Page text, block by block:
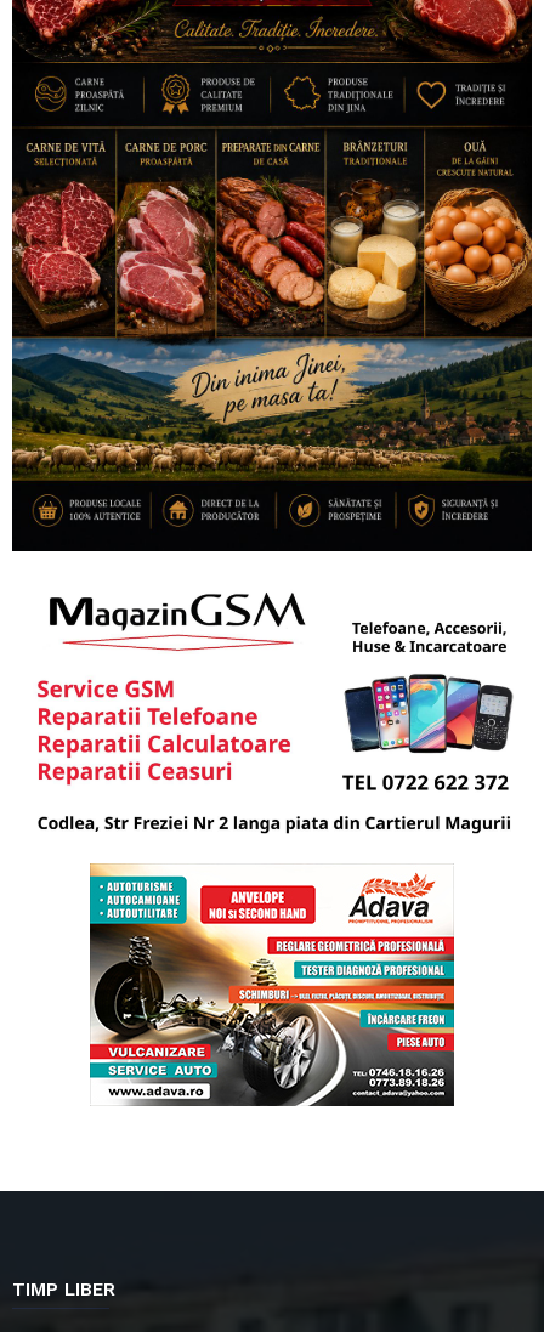
TIMP LIBER